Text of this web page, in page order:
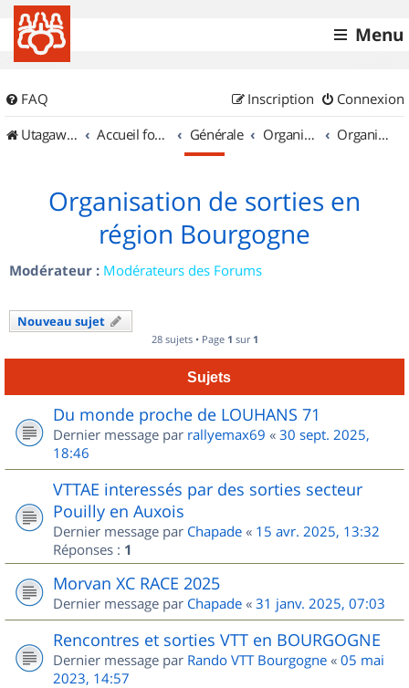
Menu
FAQ Connexion
Inscription
UtagawaVTT (Randos VTT et VTTAE avec traces GPS)
Accueil forum Générale Organisation de sorties & Recherche de partenaires Organisation de sorties en région Bourgogne
Organisation de sorties en
région Bourgogne
Modérateur : Modérateurs des Forums
Nouveau sujet
28 sujets • Page 1 sur 1
Sujets
Du monde proche de LOUHANS 71
Dernier message par rallyemax69 « 30 sept. 2025,
18:46
VTTAE interessés par des sorties secteur
Pouilly en Auxois
Dernier message par Chapade « 15 avr. 2025, 13:32
Réponses : 1
Morvan XC RACE 2025
Dernier message par Chapade « 31 janv. 2025, 07:03
Rencontres et sorties VTT en BOURGOGNE
Dernier message par Rando VTT Bourgogne « 05 mai
2023, 14:57